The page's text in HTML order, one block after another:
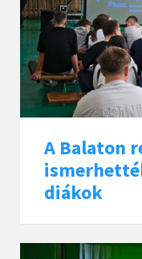
A Balaton
diákok